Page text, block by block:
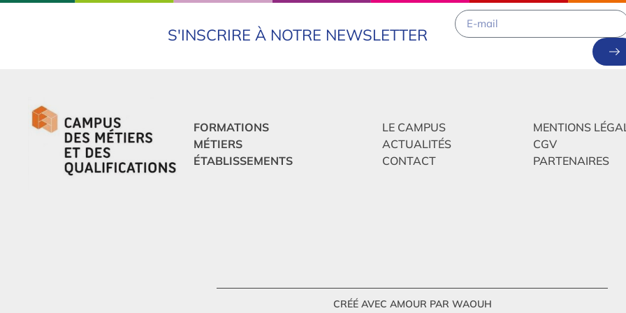
S'INSCRIRE À NOTRE NEWSLETTER
FORMATIONS
MÉTIERS
ÉTABLISSEMENTS
LE CAMPUS
ACTUALITÉS
CONTACT
MENTIONS
CGV
PARTENAIRES
CRÉÉ AVEC AMOUR PAR WAOUH